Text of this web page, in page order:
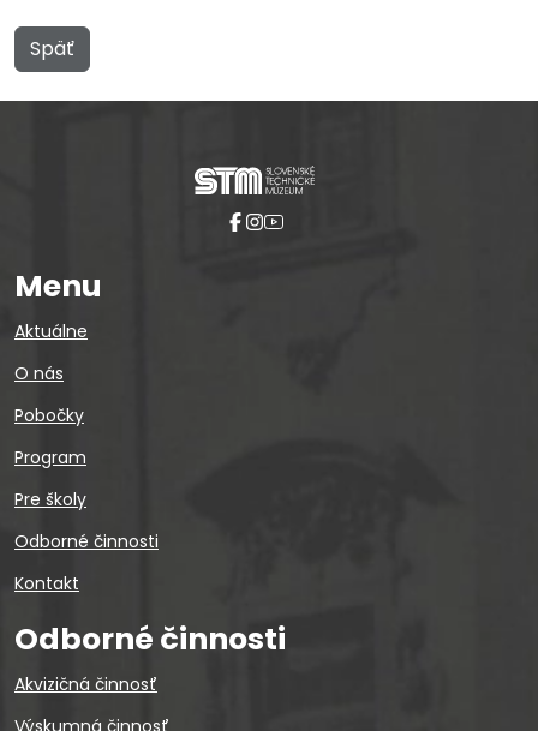
Späť
Menu
Aktuálne
O nás
Pobočky
Program
Pre školy
Odborné činnosti
Kontakt
Odborné činnosti
Akvizičná činnosť
Výskumná činnosť